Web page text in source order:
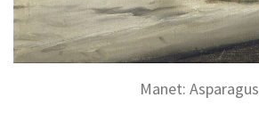
Manet: Asparagus